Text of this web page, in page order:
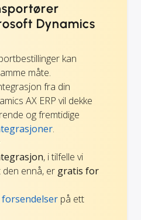
Dynamics
kan
måte.
fra din
AX ERP vil dekke
og fremtidige
.
, i tilfelle vi
den ennå, er gratis for
på ett